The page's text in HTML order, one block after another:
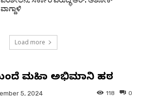
ವಾಗ್ದಾಳಿ
Load more